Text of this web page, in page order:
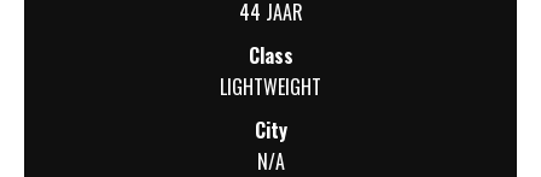
44 JAAR
Class
LIGHTWEIGHT
City
N/A